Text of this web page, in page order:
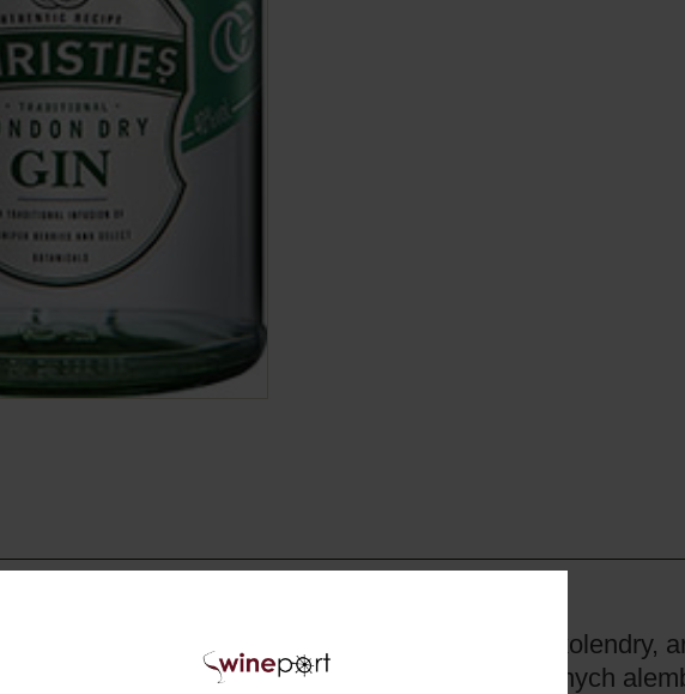
składników: jagód jałowca, nasion kolendry,
oraz ziół. Potrójnie destylowany w miedzianych